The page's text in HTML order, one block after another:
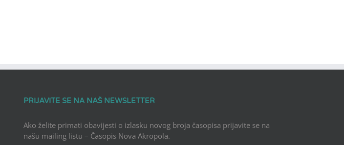
PRIJAVITE SE NA NAŠ NEWSLETTER
Ako želite primati obavijesti o izlasku novog broja časopisa prijavite se na
našu mailing listu – Časopis Nova Akropola.